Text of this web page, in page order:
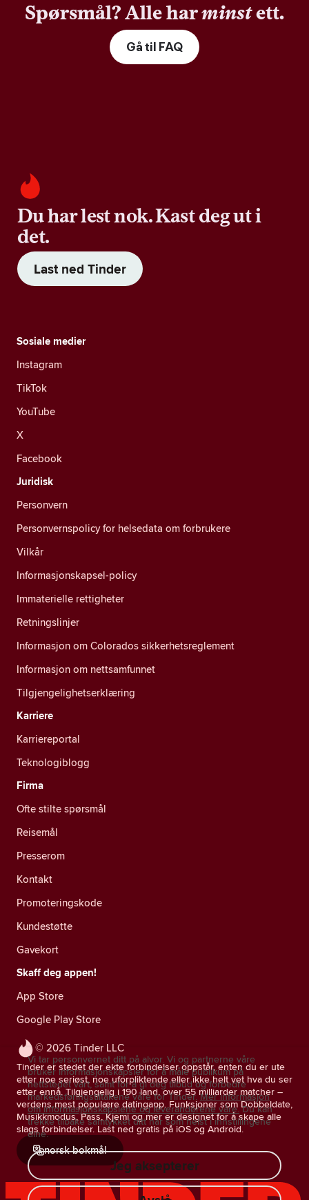
Spørsmål? Alle harminstett.
Gå til FAQ
Du har lest nok. Kast deg ut i
det.
Last ned Tinder
© 2026 Tinder LLC
Tinder er stedet der ekte forbindelser oppstår, enten du er ute
etter noe seriøst, noe uforpliktende eller ikke helt vet hva du ser
etter ennå. Tilgjengelig i 190 land, over 55 milliarder matcher –
verdens mest populære datingapp. Funksjoner som Dobbeldate,
Musikkmodus, Pass, Kjemi og mer er designet for å skape alle
slags forbindelser. Last ned gratis på iOS og Android.
norsk bokmål
Sosiale medier
Instagram
TikTok
YouTube
X
Facebook
Juridisk
Personvern
Personvernspolicy for helsedata om forbrukere
Vilkår
Informasjonskapsel-policy
Immaterielle rettigheter
Retningslinjer
Informasjon om Colorados sikkerhetsreglement
Informasjon om nettsamfunnet
Tilgjengelighetserklæring
Karriere
Karriereportal
Teknologiblogg
Firma
Ofte stilte spørsmål
Reisemål
Presserom
Kontakt
Promoteringskode
Kundestøtte
Gavekort
Skaff deg appen!
App Store
Google Play Store
Vi tar personvernet ditt på alvor. Vi og partnerne våre
bruker informasjonskapsler for å måle publikum på
nettstedet vårt, samt for å gi deg tilbud og forbedre
markedsføringstiltakene våre for Tinder. Mer informasjon
om informasjonskapslene og leverandørene våre. Du kan
trekke tilbake samtykket ditt når som helst i innstillingene
dine.
Jeg aksepterer